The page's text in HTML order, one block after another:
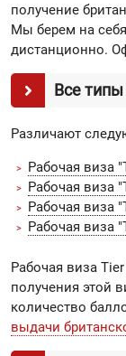
получение
Мы берем на
дистанционно.
Все
Различают
Рабочая виза
Рабочая виза
Рабочая виза
Рабочая виза
Рабочая виза
получения этой
количество
выдачи